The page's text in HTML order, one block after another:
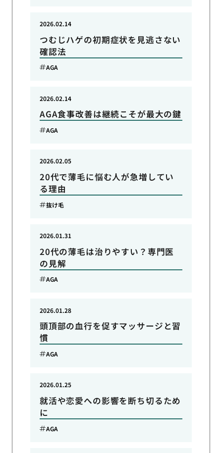
つむじハゲの初期症状を見逃さない
確認法
2026.02.14
AGA
AGA食事改善は継続こそが最大の鍵
2026.02.14
AGA
20代で薄毛に悩む人が急増してい
る理由
2026.02.05
抜け毛
20代の薄毛は治りやすい？専門医
の見解
2026.01.31
AGA
頭頂部の血行を促すマッサージと習
慣
2026.01.28
AGA
就活や恋愛への影響を断ち切るため
に
2026.01.25
AGA